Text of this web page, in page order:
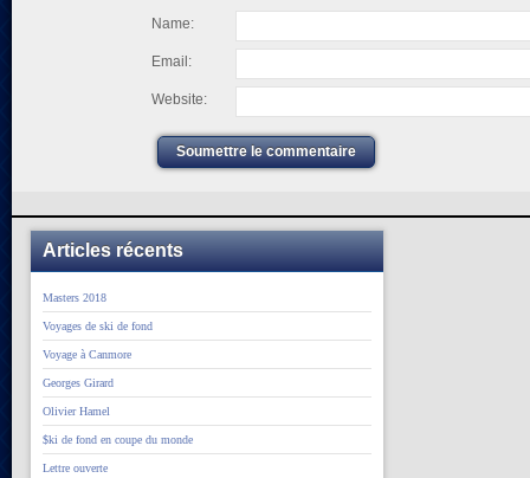
Name:
Email:
Website:
Soumettre le commentaire
Articles récents
Masters 2018
Voyages de ski de fond
Voyage à Canmore
Georges Girard
Olivier Hamel
$ki de fond en coupe du monde
Lettre ouverte